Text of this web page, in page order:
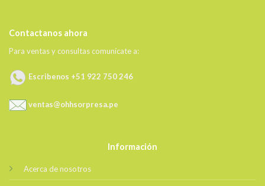
Contactanos ahora
Para ventas y consultas comunícate a:
Escribenos +51 922 750 246
ventas@ohhsorpresa.pe
Información
Acerca de nosotros